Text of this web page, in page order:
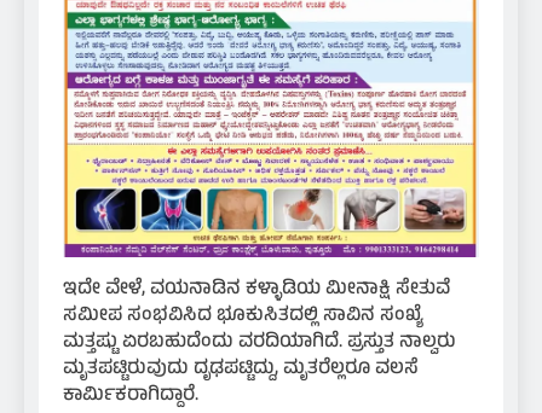
ಇದೇ ವೇಳೆ, ವಯನಾಡಿನ ಕಳ್ಳಾಡಿಯ ಮೀನಾಕ್ಷಿ ಸೇತುವೆ
ಸಮೀಪ ಸಂಭವಿಸಿದ ಭೂಕುಸಿತದಲ್ಲಿ ಸಾವಿನ ಸಂಖ್ಯೆ
ಮತ್ತಷ್ಟು ಏರಬಹುದೆಂದು ವರದಿಯಾಗಿದೆ. ಪ್ರಸ್ತುತ ನಾಲ್ವರು
ಮೃತಪಟ್ಟಿರುವುದು ದೃಢಪಟ್ಟಿದ್ದು, ಮೃತರೆಲ್ಲರೂ ವಲಸೆ
ಕಾರ್ಮಿಕರಾಗಿದ್ದಾರೆ.